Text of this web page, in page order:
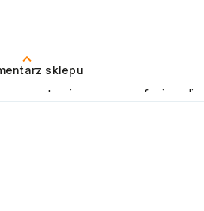
sklepu
stawiamy na